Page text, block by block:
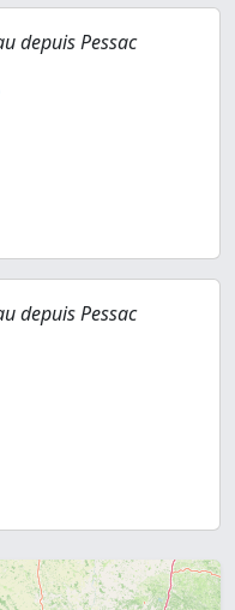
depuis Pessac
depuis Pessac